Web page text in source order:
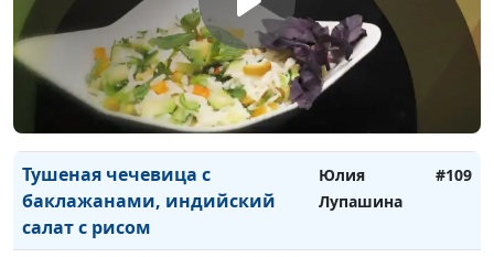
Цитрусовый перевернутый
пирог
Елена
Пацукевич
#111
Холодник и сырный салат-
намазка на хлеб
Юлия
Лупашина
Тушеная чечевица с
баклажанами, индийский
салат с рисом
Юлия
Лупашина
#109